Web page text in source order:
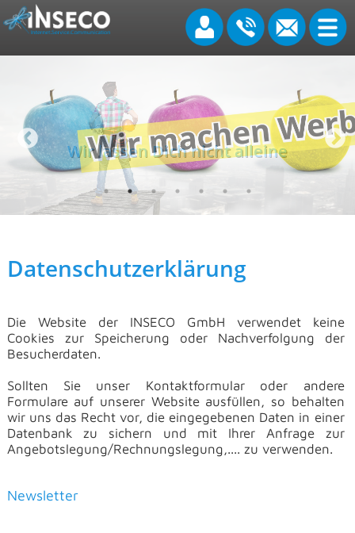
Wir lassen Dich nicht alleine
Datenschutzerklärung
Die Website der INSECO GmbH verwendet keine
Cookies zur Speicherung oder Nachverfolgung der
Besucherdaten.
Sollten Sie unser Kontaktformular oder andere
Formulare auf unserer Website ausfüllen, so behalten
wir uns das Recht vor, die eingegebenen Daten in einer
Datenbank zu sichern und mit Ihrer Anfrage zur
Angebotslegung/Rechnungslegung,.... zu verwenden.
Newsletter